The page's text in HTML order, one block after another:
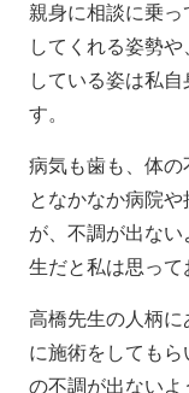
親身に相談に乗
してくれる姿勢
している姿は私
す。
病気も歯も、体
となかなか病院
が、不調が出な
生だと私は思って
高橋先生の人柄
に施術をしても
の不調が出ないよ